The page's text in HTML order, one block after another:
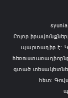
Բոլոր
պարտադիր է:
գտած
հետ: